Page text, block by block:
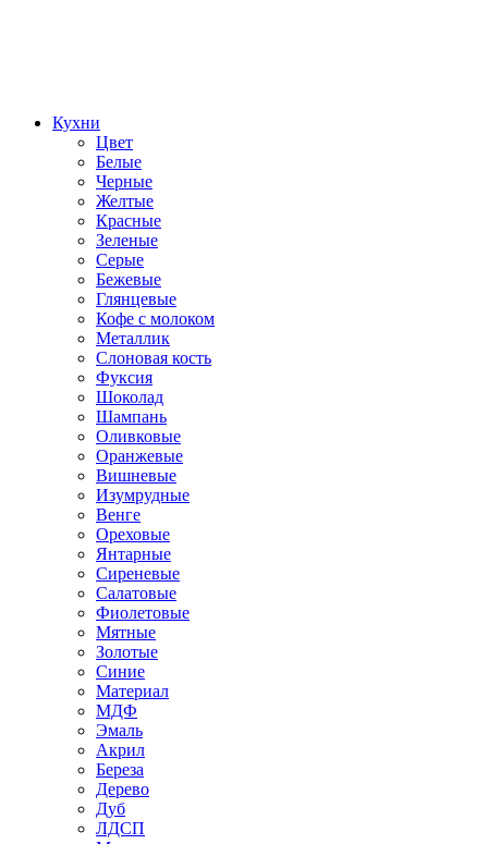
Кухни
Цвет
Белые
Черные
Желтые
Красные
Зеленые
Серые
Бежевые
Глянцевые
Кофе с молоком
Металлик
Слоновая кость
Фуксия
Шоколад
Шампань
Оливковые
Оранжевые
Вишневые
Изумрудные
Венге
Ореховые
Янтарные
Сиреневые
Салатовые
Фиолетовые
Мятные
Золотые
Синие
Материал
МДФ
Эмаль
Акрил
Береза
Дерево
Дуб
ЛДСП